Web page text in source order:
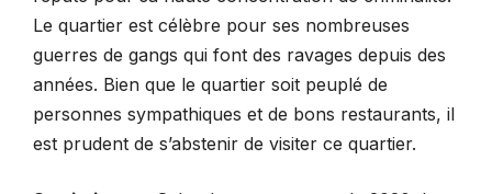
Le quartier est célèbre pour ses nombreuses
guerres de gangs qui font des ravages depuis des
années. Bien que le quartier soit peuplé de
personnes sympathiques et de bons restaurants, il
est prudent de s’abstenir de visiter ce quartier.